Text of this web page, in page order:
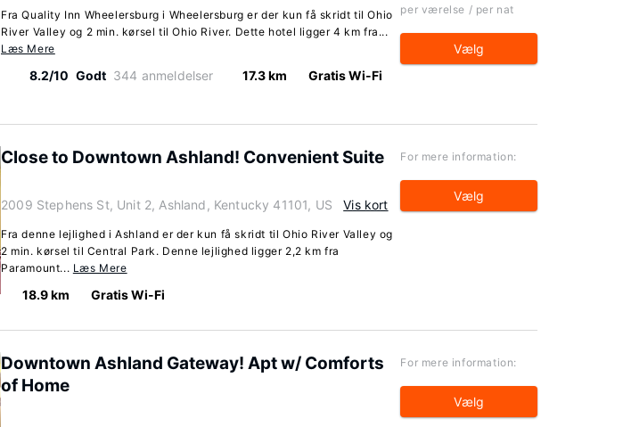
Fra Quality Inn Wheelersburg i Wheelersburg er der kun få skridt til Ohio
River Valley og 2 min. kørsel til Ohio River. Dette hotel ligger 4 km fra...
Læs Mere
8.2/10 Godt 344 anmeldelser 17.3 km Gratis Wi-Fi
per værelse / per nat
Vælg
Close to Downtown Ashland! Convenient Suite
2009 Stephens St, Unit 2, Ashland, Kentucky 41101, US Vis kort
Fra denne lejlighed i Ashland er der kun få skridt til Ohio River Valley og
2 min. kørsel til Central Park. Denne lejlighed ligger 2,2 km fra
Paramount... Læs Mere
18.9 km Gratis Wi-Fi
For mere information:
Vælg
Downtown Ashland Gateway! Apt w/ Comforts
of Home
For mere information:
Vælg